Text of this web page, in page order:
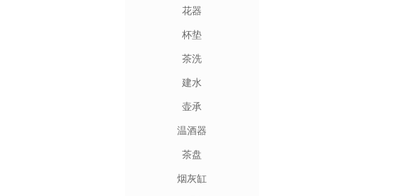
花器
杯垫
茶洗
建水
壶承
温酒器
茶盘
烟灰缸